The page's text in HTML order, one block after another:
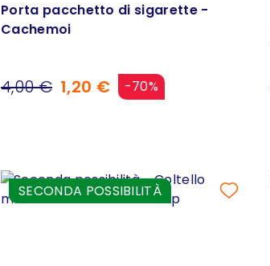
Porta pacchetto di sigarette -
Cachemoi
4,00 € 1,20 € -70%
SECONDA POSSIBILITÀ